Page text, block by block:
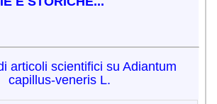
articoli scientifici su Adiantum
capillus-veneris L.